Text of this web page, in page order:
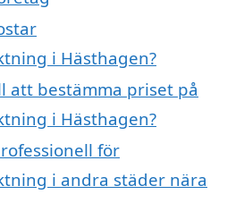
i Hästhagen?
att bestämma priset på
i Hästhagen?
för
i andra städer nära